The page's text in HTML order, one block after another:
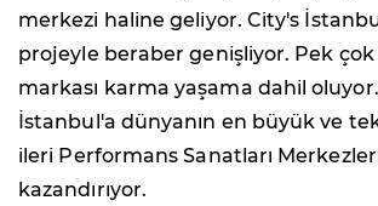
merkezi haline geliyor. City's
projeyle beraber genişliyor. Pek
markası karma yaşama dahil
İstanbul'a dünyanın en büyük ve
ileri Performans Sanatları
kazandırıyor.